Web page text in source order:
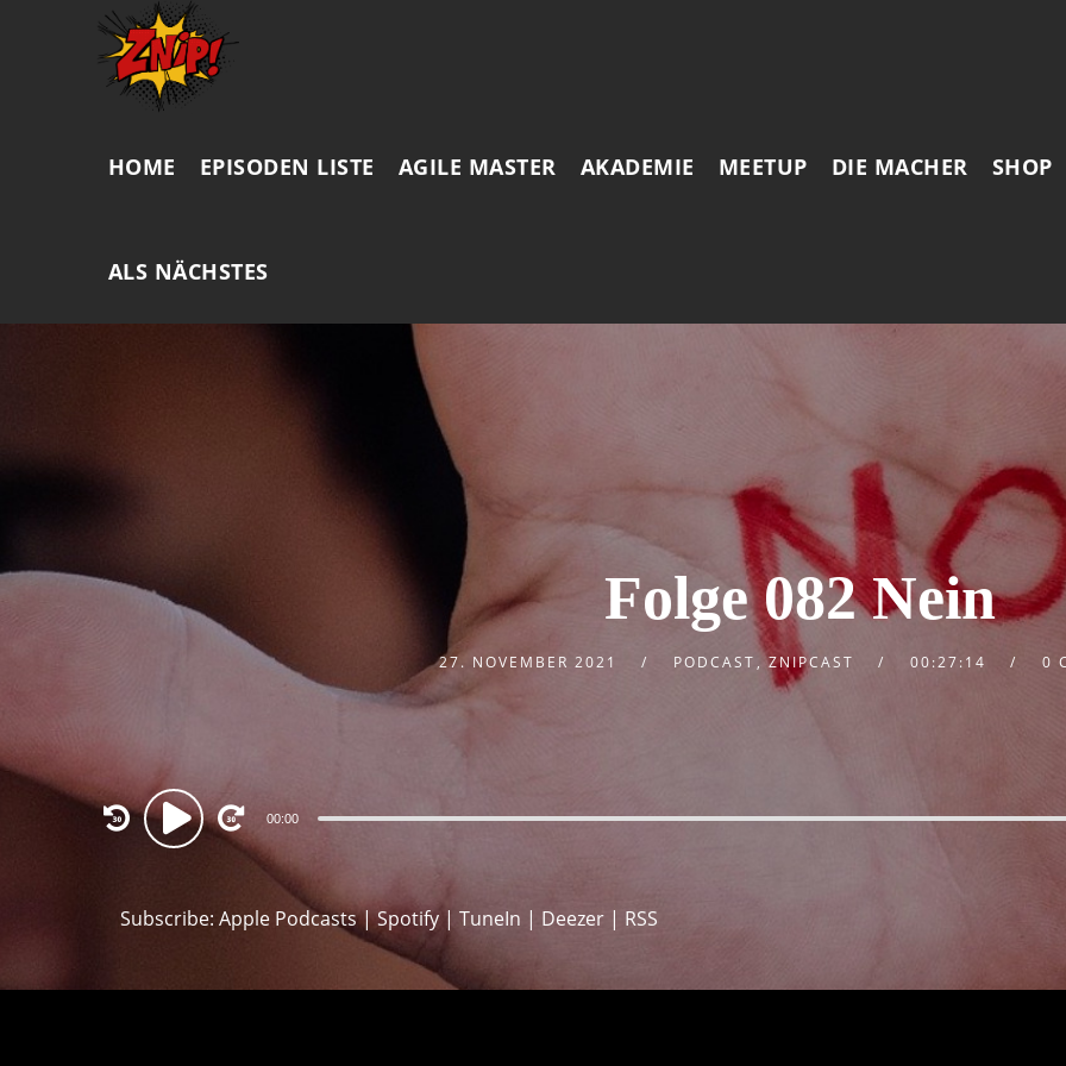
HOME EPISODEN LISTE AGILE MASTER AKADEMIE MEETUP DIE MACHER SHOP
ALS NÄCHSTES
Folge 082 Nein
27. NOVEMBER 2021 PODCAST ,ZNIPCAST 00:27:14 0
Audio
Player
00:00
Subscribe:Apple Podcasts|Spotify |TuneIn | Deezer | RSS